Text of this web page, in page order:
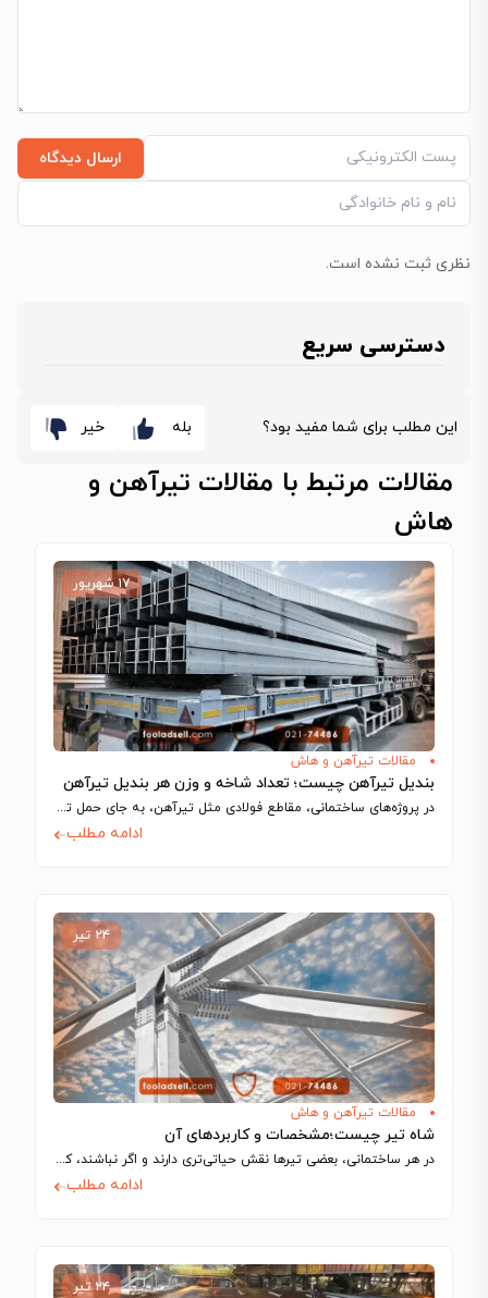
ارسال دیدگاه
نظری ثبت نشده است.
دسترسی سریع
این مطلب برای شما مفید بود؟ بله خیر
مقالات مرتبط با مقالات تیرآهن و
هاش
۱۷ شهریور
مقالات تیرآهن و هاش
بندیل تیرآهن چیست؛ تعداد شاخه و وزن هر بندیل تیرآهن
در پروژه‌های ساختمانی، مقاطع فولادی مثل تیرآهن، به‌ جای حمل تکی، معمولا در بسته‌هایی…
ادامه مطلب
۲۴ تیر
مقالات تیرآهن و هاش
شاه تیر چیست؛مشخصات و کاربردهای آن
در هر ساختمانی، بعضی تیرها نقش حیاتی‌تری دارند و اگر نباشند، کل سازه فرو…
ادامه مطلب
۲۴ تیر